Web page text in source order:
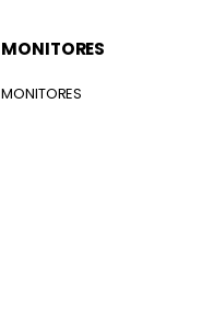
MONITORES
MONITORES